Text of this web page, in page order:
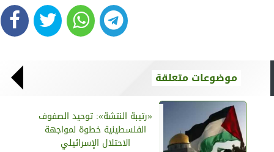
موضوعات متعلقة
«رتيبة النتشة»: توحيد الصفوف
الفلسطينية خطوة لمواجهة
الاحتلال الإسرائيلي